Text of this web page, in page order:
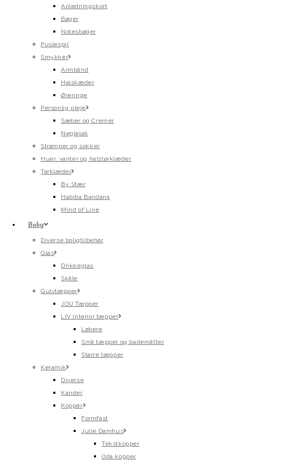
Anledningskort
Bøger
Notesbøger
Puslespil
Smykker
Armbånd
Halskæder
Øreringe
Personlig pleje
Sæber og Cremer
Neglelak
Strømper og sokker
Huer, vanter og halstørklæder
Tørklæder
By Stær
Habiba Bandana
Mind of Line
Bolig
Diverse boligtilbehør
Glas
Drikkeglas
Skåle
Gulvtæpper
JOU Tæpper
LIV Interior tæpper
Løbere
Små tæpper og bademåtter
Større tæpper
Keramik
Diverse
Kander
Kopper
Formfast
Julie Damhus
Tekstkopper
Oda kopper